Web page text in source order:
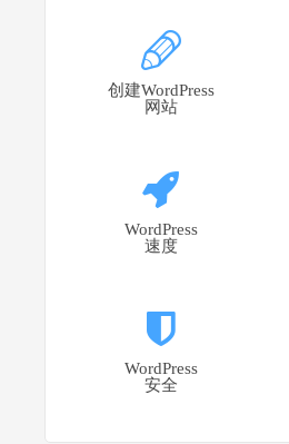
创建WordPress
网站
WordPress
速度
WordPress
安全